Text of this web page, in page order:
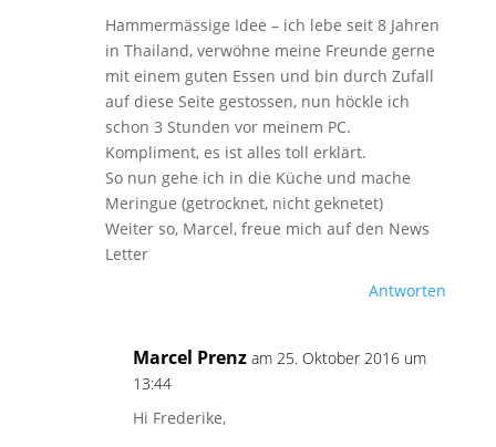
Hammermässige Idee – ich lebe seit 8 Jahren
in Thailand, verwöhne meine Freunde gerne
mit einem guten Essen und bin durch Zufall
auf diese Seite gestossen, nun höckle ich
schon 3 Stunden vor meinem PC.
Kompliment, es ist alles toll erklärt.
So nun gehe ich in die Küche und mache
Meringue (getrocknet, nicht geknetet)
Weiter so, Marcel, freue mich auf den News
Letter
Antworten
Marcel Prenz am 25. Oktober 2016 um
13:44
Hi Frederike,